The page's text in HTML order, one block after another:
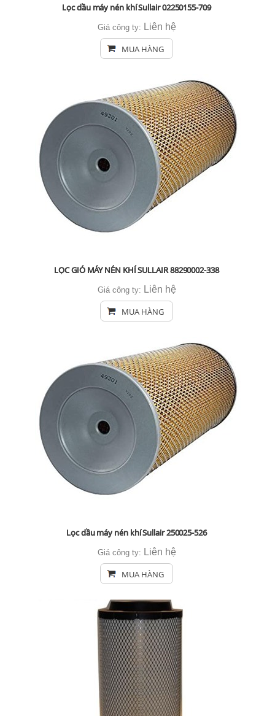
Lọc dầu máy nén khí Sullair 02250155-709
Giá công ty: Liên hệ
MUA HÀNG
LỌC GIÓ MÁY NÉN KHÍ SULLAIR 88290002-338
Giá công ty: Liên hệ
MUA HÀNG
Lọc dầu máy nén khí Sullair 250025-526
Giá công ty: Liên hệ
MUA HÀNG